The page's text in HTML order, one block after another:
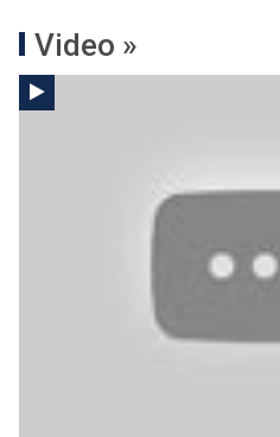
Video »